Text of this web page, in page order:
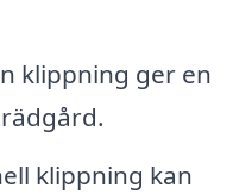
klippning ger en
klippning kan